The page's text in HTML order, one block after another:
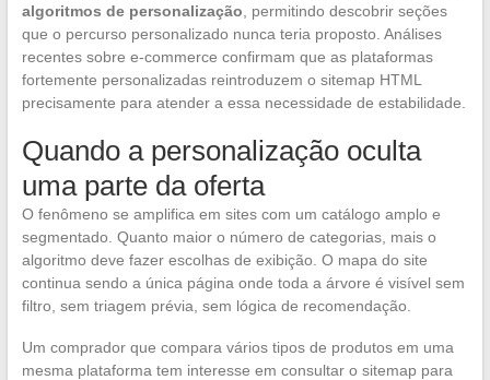
algoritmos de personalização , permitindo descobrir seções
que o percurso personalizado nunca teria proposto. Análises
recentes sobre e-commerce confirmam que as plataformas
fortemente personalizadas reintroduzem o sitemap HTML
precisamente para atender a essa necessidade de estabilidade.
Quando a personalização oculta
uma parte da oferta
O fenômeno se amplifica em sites com um catálogo amplo e
segmentado. Quanto maior o número de categorias, mais o
algoritmo deve fazer escolhas de exibição. O mapa do site
continua sendo a única página onde toda a árvore é visível sem
filtro, sem triagem prévia, sem lógica de recomendação.
Um comprador que compara vários tipos de produtos em uma
mesma plataforma tem interesse em consultar o sitemap para